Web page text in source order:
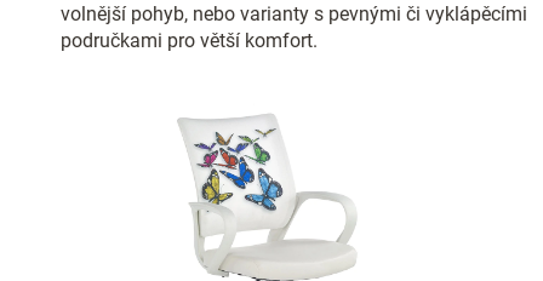
volnější pohyb, nebo varianty s pevnými či vyklápěcími
područkami pro větší komfort.